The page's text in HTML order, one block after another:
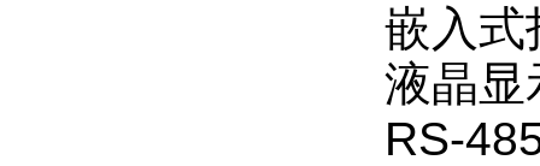
嵌入式
液晶显
RS-